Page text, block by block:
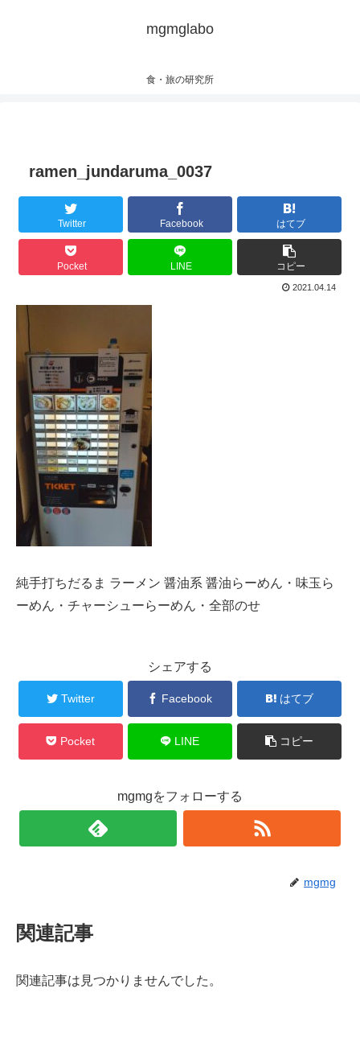
mgmglabo
食・旅の研究所
ramen_jundaruma_0037
Twitter Facebook はてブ
Pocket LINE コピー
2021.04.14
純手打ちだるま ラーメン 醤油系 醤油らーめん・味玉ら
ーめん・チャーシューらーめん・全部のせ
シェアする
Twitter Facebook はてブ
Pocket LINE コピー
mgmgをフォローする
mgmg
関連記事
関連記事は見つかりませんでした。